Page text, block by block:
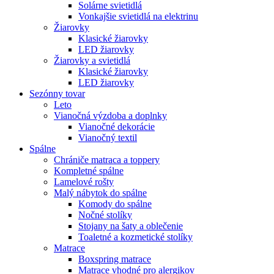
Solárne svietidlá
Vonkajšie svietidlá na elektrinu
Žiarovky
Klasické žiarovky
LED žiarovky
Žiarovky a svietidlá
Klasické žiarovky
LED žiarovky
Sezónny tovar
Leto
Vianočná výzdoba a doplnky
Vianočné dekorácie
Vianočný textil
Spálne
Chrániče matraca a toppery
Kompletné spálne
Lamelové rošty
Malý nábytok do spálne
Komody do spálne
Nočné stolíky
Stojany na šaty a oblečenie
Toaletné a kozmetické stolíky
Matrace
Boxspring matrace
Matrace vhodné pro alergikov